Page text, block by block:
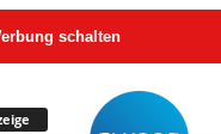
schalten